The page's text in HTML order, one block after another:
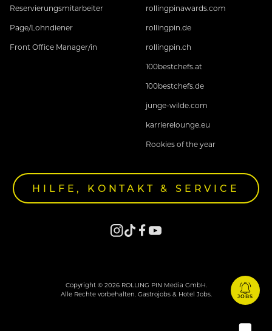
Reservierungsmitarbeiter
Page/Lohndiener
Front Office Manager/in
rollingpinawards.com
rollingpin.de
rollingpin.ch
100bestchefs.at
100bestchefs.de
junge-wilde.com
karrierelounge.eu
Rookies of the year
HILFE, KONTAKT & SERVICE
Copyright © 2026 ROLLING PIN Media GmbH.
Alle Rechte vorbehalten. Gastrojobs & Hotel Jobs.
JOBS